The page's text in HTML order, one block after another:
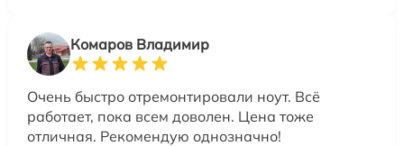
Комаров Владимир
Очень быстро отремонтировали ноут. Всё
работает, пока всем доволен. Цена тоже
отличная. Рекомендую однозначно!